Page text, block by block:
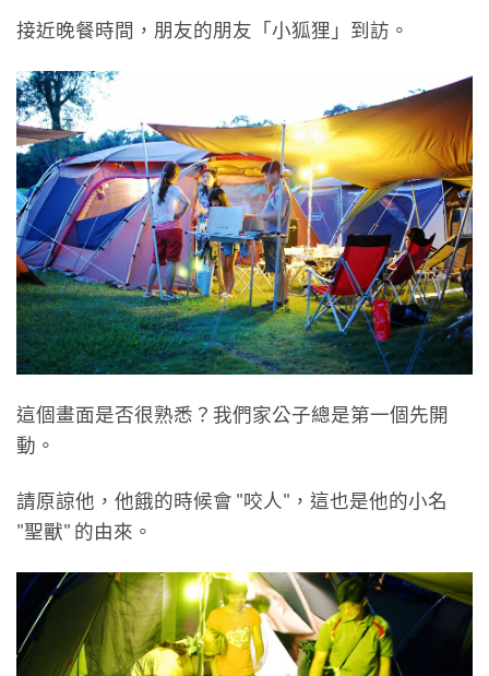
接近晚餐時間，朋友的朋友「小狐狸」到訪。
這個畫面是否很熟悉？我們家公子總是第一個先開
動。
請原諒他，他餓的時候會 "咬人"，這也是他的小名
"聖獸" 的由來。